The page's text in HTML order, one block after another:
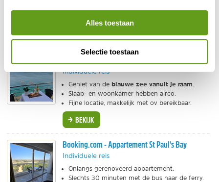
Alles toestaan
Selectie toestaan
10 minuten lopen van hartje Valletta
BEKIJK
Individuele reis
Geniet van de blauwe zee vanuit je raam
Slaap- en woonkamer hebben airco.
Fijne locatie, makkelijk met ov bereikbaar.
BEKIJK
Booking.com - Appartement St Paul's Bay
Individuele reis
Onlangs gerenoveerd appartement.
Slechts 30 minuten met de bus naar de ferry.